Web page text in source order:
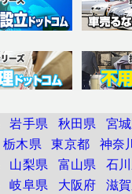
岩手県 秋田県 宮
栃木県 東京都 神奈
山梨県 富山県 石
岐阜県 大阪府 滋